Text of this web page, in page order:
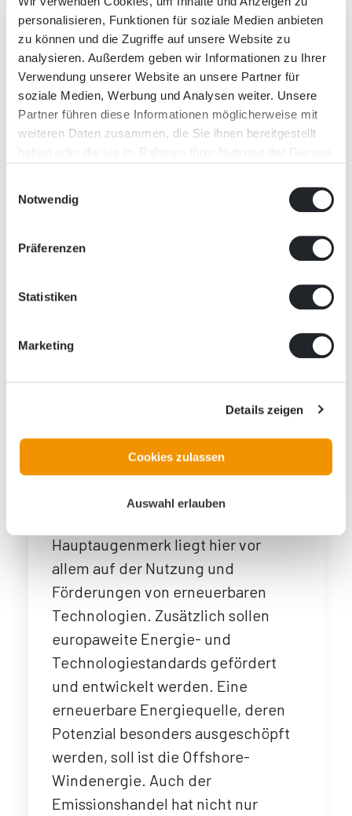
personalisieren, Funktionen für soziale Medien anbieten
zu können und die Zugriffe auf unsere Website zu
analysieren. Außerdem geben wir Informationen zu Ihrer
Verwendung unserer Website an unsere Partner für
soziale Medien, Werbung und Analysen weiter. Unsere
Partner führen diese Informationen möglicherweise mit
weiteren Daten zusammen, die Sie ihnen bereitgestellt
Notwendig
Präferenzen
Statistiken
Marketing
Details zeigen
Cookies zulassen
Auswahl erlauben
der gesamten
Treibhausgasemission der EU.
Damit die EU die Ziele des
„Europäischen Klimagesetzes“ 2030
und 2050 erreichen kann, spielt die
Energiepolitik dementsprechend
Green Deal fokussiert sich bei dem
drei wesentliche Aspekte. Der erste
vollständig integrierten, vernetzten
eine erschwingliche
Energieversorgung in der EU
gewährleistet werden soll und der
Gesamtenergieeffizienz unserer
Gebäude. Um diese drei Aspekte
umsetzen zu können, hat sich die
Hauptaugenmerk liegt hier vor
allem auf der Nutzung und
Förderungen von erneuerbaren
Technologien. Zusätzlich sollen
europaweite Energie- und
Technologiestandards gefördert
und entwickelt werden. Eine
erneuerbare Energiequelle, deren
Potenzial besonders ausgeschöpft
werden, soll ist die Offshore-
Windenergie. Auch der
Emissionshandel hat nicht nur